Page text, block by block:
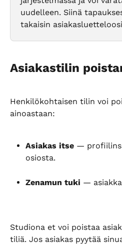
uudelleen. Siinä
takaisin
Asiakastilin
Henkilökohtaisen tilin voi
ainoastaan:
Asiakas itse —
osiosta.
Zenamun tuki —
Studiona et voi poistaa
tiliä. Jos asiakas pyytää